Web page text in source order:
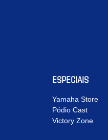
ESPECIAIS
Yamaha Store
Pódio Cast
Victory Zone